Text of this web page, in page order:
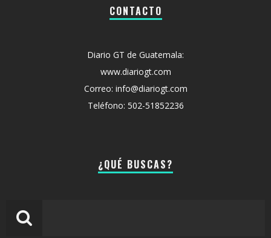
CONTACTO
Diario GT de Guatemala:
www.diariogt.com
Correo: info@diariogt.com
Teléfono: 502-51852236
¿QUÉ BUSCAS?